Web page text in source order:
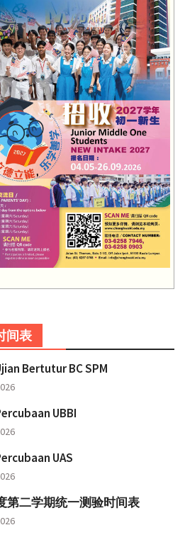
间表
Bertutur BC SPM
UBBI
UAS
第二学期统一测验时间表